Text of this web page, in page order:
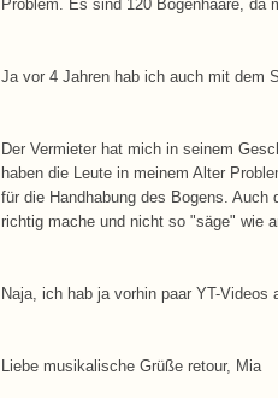
Problem. Es sind 120 Bogenhaare, da
Ja vor 4 Jahren hab ich auch mit dem
Der Vermieter hat mich in seinem
haben die Leute in meinem Alter
für die Handhabung des Bogens.
richtig mache und nicht so "säge" wie
Naja, ich hab ja vorhin paar YT-
Liebe musikalische Grüße retour, Mia